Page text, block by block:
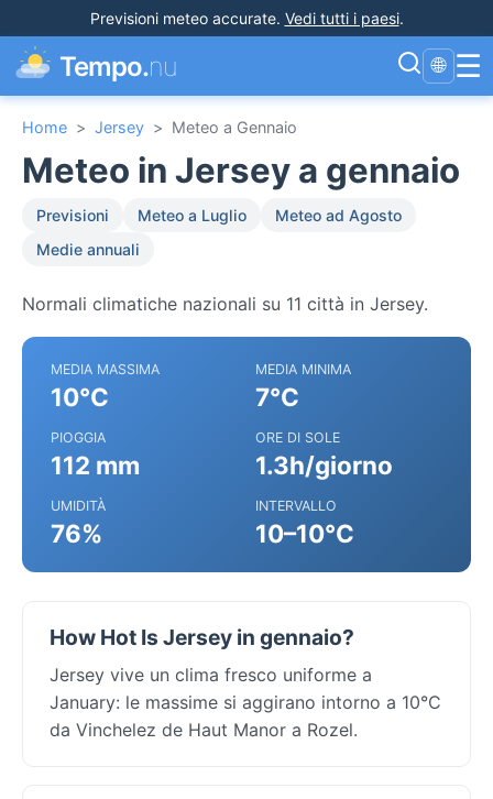
Previsioni meteo accurate. Vedi tutti i paesi.
Tempo.nu 🌐 ☰
Home > Jersey > Meteo a Gennaio
Meteo in Jersey a gennaio
Previsioni Meteo a Luglio
Meteo ad Agosto
Medie annuali
Normali climatiche nazionali su 11 città in Jersey.
MEDIA MASSIMA
10°C
MEDIA MINIMA
7°C
PIOGGIA
112 mm
ORE DI SOLE
1.3h/giorno
UMIDITÀ
76%
INTERVALLO
10–10°C
How Hot Is Jersey in gennaio?
Jersey vive un clima fresco uniforme a
January: le massime si aggirano intorno a 10°C
da Vinchelez de Haut Manor a Rozel.